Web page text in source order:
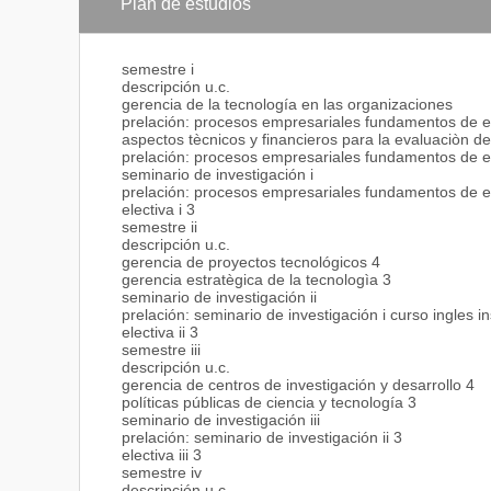
debidamente legalizado, certificado ante el
Si se trata de un país que no es de habla española,
país.
- Cancelar matrícula correspondiente.
Recaudos
- Resumen Curricular con anexos probatorios.
- Copia fotostática de la cédula de identidad.
- Original del título en fondo negro certificado.
- Notas certificadas de pregrado.
- Dos fotografías de frente tamaño carné.ç
Plan de estudios
semestre i
descripción u.c.
gerencia de la tecnología en las organizaciones
prelación: procesos empresariales fundamentos de
aspectos tècnicos y financieros para la evaluaciòn
prelación: procesos empresariales fundamentos de
seminario de investigación i
prelación: procesos empresariales fundamentos de
electiva i 3
semestre ii
descripción u.c.
gerencia de proyectos tecnológicos 4
gerencia estratègica de la tecnologìa 3
seminario de investigación ii
prelación: seminario de investigación i curso ingles
electiva ii 3
semestre iii
descripción u.c.
gerencia de centros de investigación y desarrollo 4
políticas públicas de ciencia y tecnología 3
seminario de investigación iii
prelación: seminario de investigación ii 3
electiva iii 3
semestre iv